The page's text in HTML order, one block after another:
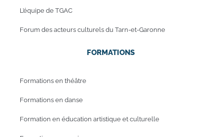
L’équipe de TGAC
Forum des acteurs culturels du Tarn-et-Garonne
FORMATIONS
Formations en théâtre
Formations en danse
Formation en éducation artistique et culturelle